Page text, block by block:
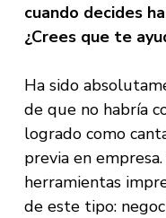
cuando decides
¿Crees que te
Ha sido
de que no habría
logrado como
previa en
herramientas
de este tipo: